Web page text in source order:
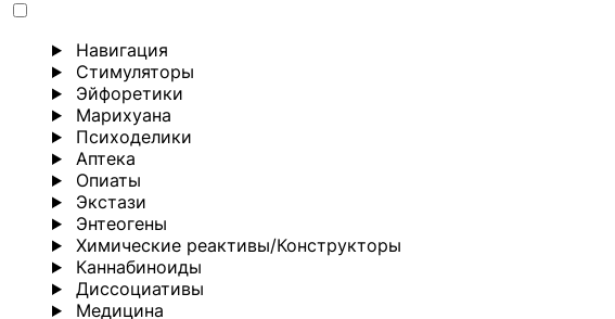
Навигация
Стимуляторы
Эйфоретики
Марихуана
Психоделики
Аптека
Опиаты
Экстази
Энтеогены
Химические реактивы/Конструкторы
Каннабиноиды
Диссоциативы
Медицина